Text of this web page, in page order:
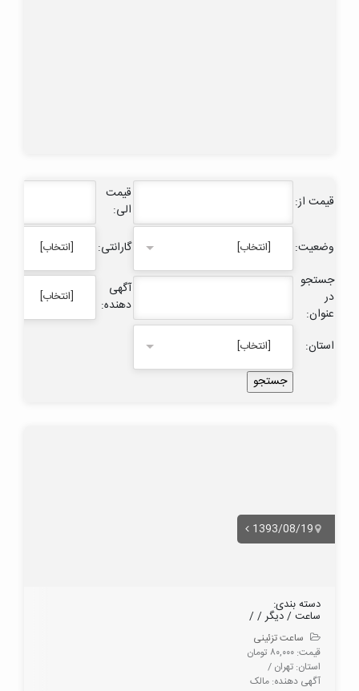
قیمت از:
قیمت
الی:
وضعیت:
[انتخاب] گارانتی: [انتخاب]
جستجو
در
عنوان:
آگهی
دهنده:
[انتخاب]
استان: [انتخاب]
1393/08/19
دسته بندی:
ساعت / دیگر / /
ساعت تزئینی
قیمت: ۸۰,۰۰۰ تومان
استان: تهران /
آگهی دهنده: مالک